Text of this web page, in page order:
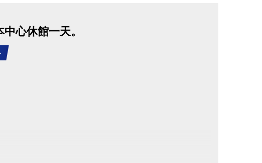
心休館一天。